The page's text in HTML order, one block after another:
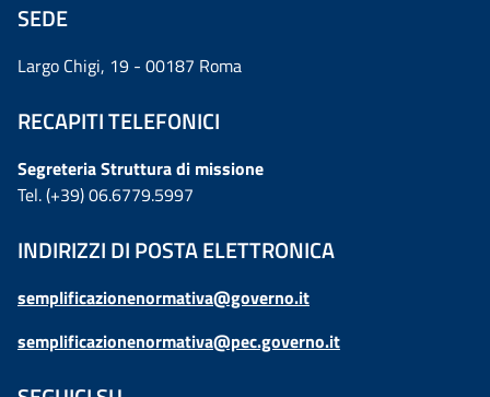
SEDE
Largo Chigi, 19 - 00187 Roma
RECAPITI TELEFONICI
Segreteria Struttura di missione
Tel. (+39) 06.6779.5997
INDIRIZZI DI POSTA ELETTRONICA
semplificazionenormativa@governo.it
semplificazionenormativa@pec.governo.it